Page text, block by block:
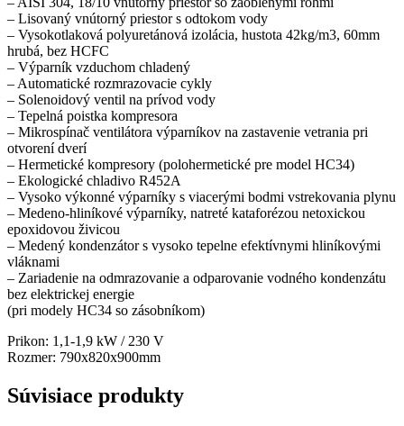
– Lisovaný vnútorný priestor s odtokom vody
– Vysokotlaková polyuretánová izolácia, hustota 42kg/m3, 60mm
hrubá, bez HCFC
– Výparník vzduchom chladený
– Automatické rozmrazovacie cykly
– Solenoidový ventil na prívod vody
– Tepelná poistka kompresora
– Mikrospínač ventilátora výparníkov na zastavenie vetrania pri
otvorení dverí
– Hermetické kompresory (polohermetické pre model HC34)
– Ekologické chladivo R452A
– Vysoko výkonné výparníky s viacerými bodmi vstrekovania plynu
– Medeno-hliníkové výparníky, natreté kataforézou netoxickou
epoxidovou živicou
– Medený kondenzátor s vysoko tepelne efektívnymi hliníkovými
vláknami
– Zariadenie na odmrazovanie a odparovanie vodného kondenzátu
bez elektrickej energie
(pri modely HC34 so zásobníkom)
Prikon: 1,1-1,9 kW / 230 V
Rozmer: 790x820x900mm
Súvisiace produkty